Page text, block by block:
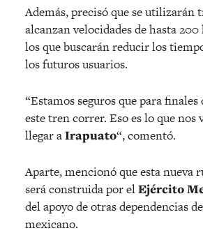
Además, precisó que se utilizarán
alcanzan velocidades de hasta
los que buscarán reducir los
los futuros usuarios.
“Estamos seguros que para finales
este tren correr. Eso es lo que
llegar aIrapuato“, comentó.
Aparte, mencionó que esta nueva
será construida por elEjército
del apoyo de otras dependencias
mexicano.